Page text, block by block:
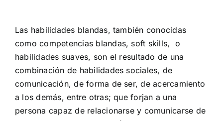
Las habilidades blandas, también conocidas
como competencias blandas, soft skills, o
habilidades suaves, son el resultado de una
combinación de habilidades sociales, de
comunicación, de forma de ser, de acercamiento
a los demás, entre otras; que forjan a una
persona capaz de relacionarse y comunicarse de